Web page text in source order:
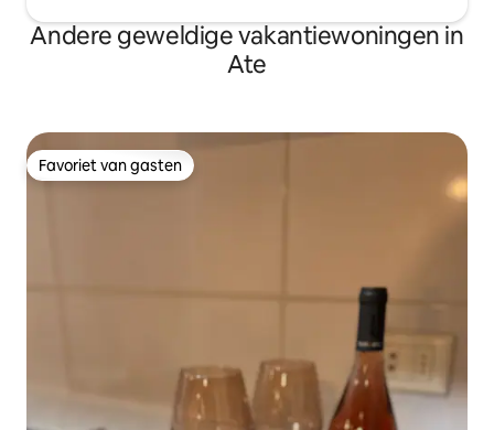
Andere geweldige vakantiewoningen in
Ate
Favoriet van gasten
Favoriet van gasten